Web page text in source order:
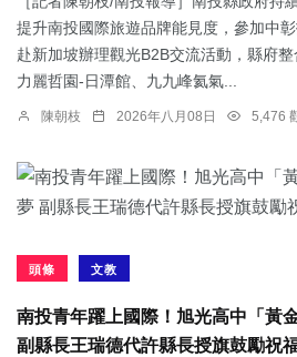
提升南投國際旅遊品牌能見度，參加中
赴新加坡辦理觀光B2B交流活動，縣府整
力麗哲園-日潭館、九九峰氦氣...
陳朝枝 2026年八月08日 5,476
頭條 文教
南投青年躍上國際！旭光高中「黃
副縣長王瑞德代許縣長授旗鼓勵祝